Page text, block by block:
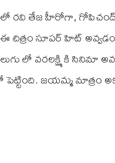
రవి తేజ హీరోగా, గోపిచంద్
చిత్రం సూపర్ హిట్
లో వరలక్ష్మి కి సినిమా
జయమ్మ మాత్రం